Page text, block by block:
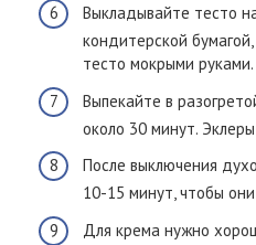
Выкладывайте тесто
кондитерской
тесто мокрыми руками.
Выпекайте в
около 30 минут.
После выключения
10-15 минут, чтобы
Для крема нужно